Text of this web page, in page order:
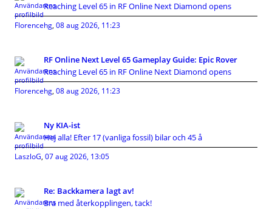
Reaching Level 65 in RF Online Next Diamond opens
Florencehg, 08 aug 2026, 11:23
RF Online Next Level 65 Gameplay Guide: Epic Rover
Reaching Level 65 in RF Online Next Diamond opens
Florencehg, 08 aug 2026, 11:23
Ny KIA-ist
Hej alla! Efter 17 (vanliga fossil) bilar och 45 å
LaszloG, 07 aug 2026, 13:05
Re: Backkamera lagt av!
Bra med återkopplingen, tack!